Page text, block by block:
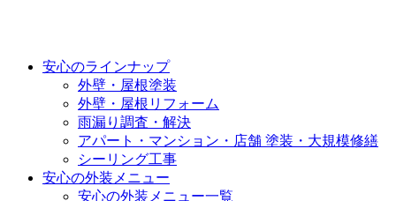
安心のラインナップ
外壁・屋根塗装
外壁・屋根リフォーム
雨漏り調査・解決
アパート・マンション・店舗 塗装・大規模修繕
シーリング工事
安心の外装メニュー
安心の外装メニュー一覧